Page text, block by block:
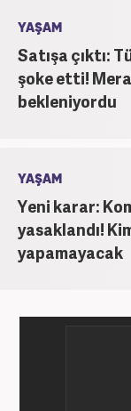
YAŞAM
Satışa çıktı:
şoke etti!
bekleniyordu
YAŞAM
Yeni karar:
yasaklandı!
yapamayacak